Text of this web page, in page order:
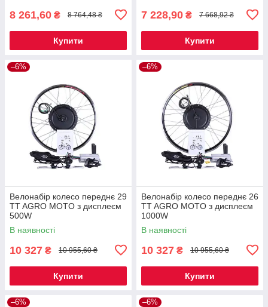
8 261,60 ₴ 8 764,48 ₴
Купити
7 228,90 ₴ 7 668,92 ₴
Купити
–6%
Велонабір колесо переднє 29
TT AGRO MOTO з дисплеєм
500W
В наявності
10 327 ₴ 10 955,60 ₴
Купити
–6%
Велонабір колесо переднє 26
TT AGRO MOTO з дисплеєм
1000W
В наявності
10 327 ₴ 10 955,60 ₴
Купити
–6% –6%